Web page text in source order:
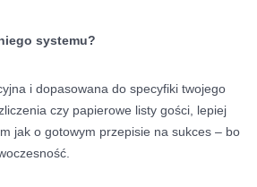
systemu?
i dopasowana do specyfiki twojego
czy papierowe listy gości, lepiej
jak o gotowym przepisie na sukces – bo